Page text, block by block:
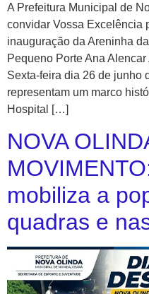
A Prefeitura Municipal de
convidar Vossa Excelência
inauguração da Areninha
Pequeno Porte Ana
Sexta-feira dia 26 de junho
representam um marco
Hospital […]
NOVA
mobiliza a
quadras e